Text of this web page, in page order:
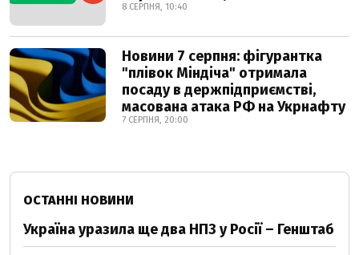
8 СЕРПНЯ, 10:40
Новини 7 серпня: фігурантка
"плівок Міндіча" отримала
посаду в держпідприємстві,
масована атака РФ на Укрнафту
7 СЕРПНЯ, 20:00
ОСТАННІ НОВИНИ
Україна уразила ще два НПЗ у Росії – Генштаб